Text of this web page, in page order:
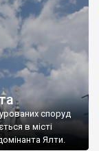
споруд
в місті
Ялти.